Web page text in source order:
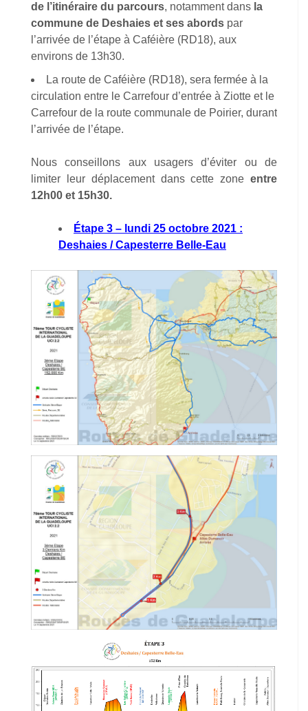
de l’itinéraire du parcours, notamment dans la
commune de Deshaies et ses abords par
l’arrivée de l’étape à Caféière (RD18), aux
environs de 13h30.
La route de Caféière (RD18), sera fermée à la
circulation entre le Carrefour d’entrée à Ziotte et le
Carrefour de la route communale de Poirier, durant
l’arrivée de l’étape.
Nous conseillons aux usagers d’éviter ou de
limiter leur déplacement dans cette zone entre
12h00 et 15h30.
Étape 3 – lundi 25 octobre 2021 :
Deshaies / Capesterre Belle-Eau